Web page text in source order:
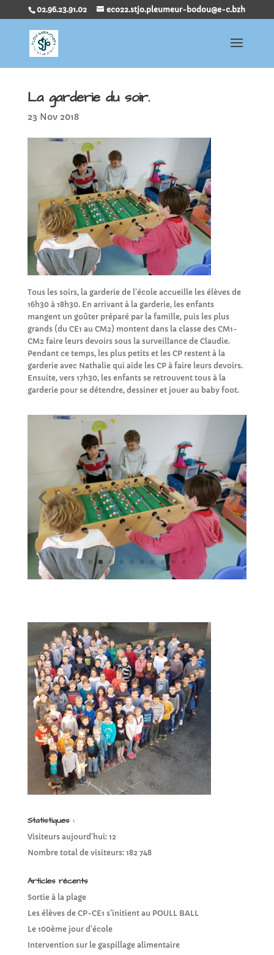
02.96.23.91.02 eco22.stjo.pleumeur-bodou@e-c.bzh
La garderie du soir.
23 Nov 2018
Tous les soirs, la garderie de l’école accueille les élèves de
16h30 à 18h30. En arrivant à la garderie, les enfants
mangent un goûter préparé par la famille, puis les plus
grands (du CE1 au CM2) montent dans la classe des CM1-
CM2 faire leurs devoirs sous la surveillance de Claudie.
Pendant ce temps, les plus petits et les CP restent à la
garderie avec Nathalie qui aide les CP à faire leurs devoirs.
Ensuite, vers 17h30, les enfants se retrouvent tous à la
garderie pour se détendre, dessiner et jouer au baby foot.
Statistiques :
Visiteurs aujourd’hui: 12
Nombre total de visiteurs: 182 748
Articles récents
Sortie à la plage
Les élèves de CP-CE1 s’initient au POULL BALL
Le 100ème jour d’école
Intervention sur le gaspillage alimentaire